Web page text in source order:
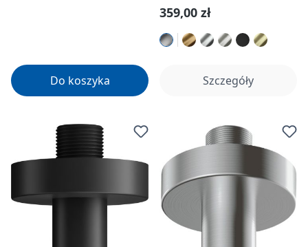
Do koszyka
Cena regularna:
359,00 zł
Szczegóły